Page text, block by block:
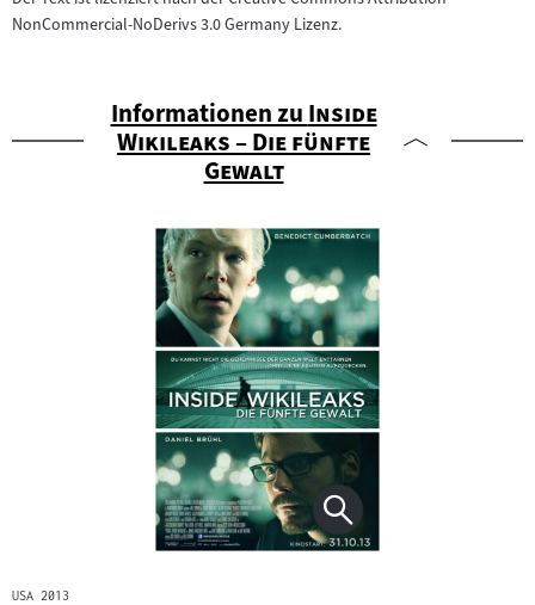
NonCommercial-NoDerivs 3.0 Germany Lizenz.
Informationen zu "
Inside
Wikileaks – Die fünfte
Gewalt"
USA 2013